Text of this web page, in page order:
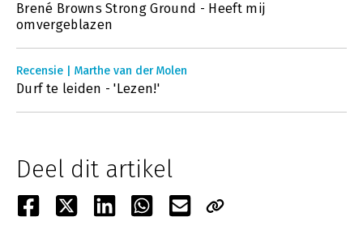
Brené Browns Strong Ground - Heeft mij
omvergeblazen
Recensie | Marthe van der Molen
Durf te leiden - 'Lezen!'
Deel dit artikel